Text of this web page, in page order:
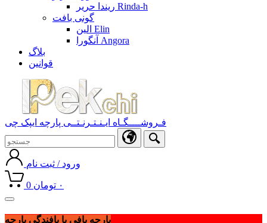
ریندا حریر Rinda-h
گونی بافت
الین Elin
آنگورا Angora
بلاگ
قوانین
فـروشــــگـاه ایـنـتـرنـتــی پارچه ایپک چی
ورود / ثبت نام
0 ۰ تومان
Toggle
navigation
پارچه بافی یا بافندگی پارچه